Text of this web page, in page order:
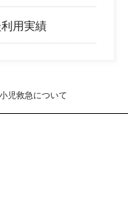
用実績
児救急について